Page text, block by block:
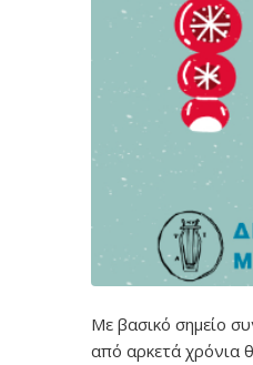
Με βασικό σημείο
από αρκετά χρόνια